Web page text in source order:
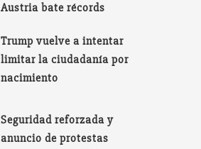
Austria bate récords
Trump vuelve a intentar
limitar la ciudadanía por
nacimiento
Seguridad reforzada y
anuncio de protestas